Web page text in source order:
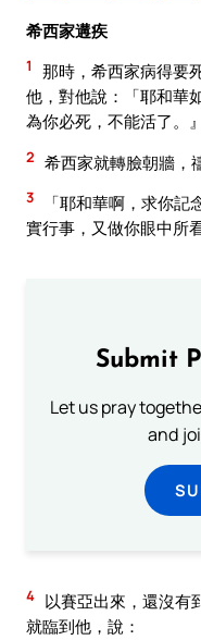
希西家遘疾
1
那時，希西家病得要
他，對他說：「耶和華
為你必死，不能活了。』
2 希西家就轉臉朝牆，
3
「耶和華啊，求你
實行事，又做你眼中所
Submit
Let us pray
and
4 以賽亞出來，還沒有
就臨到他，說：